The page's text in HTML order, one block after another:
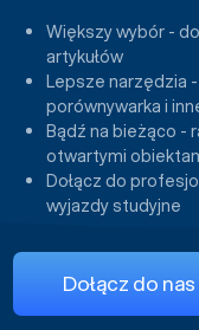
Większy wybór -
artykułów
Lepsze narzędzia
porównywarka i
Bądź na bieżąco -
otwartymi
Dołącz do
wyjazdy studyjne
Dołącz do nas